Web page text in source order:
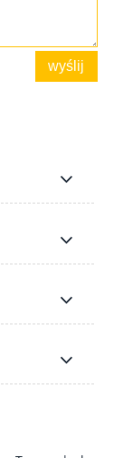
wyślij